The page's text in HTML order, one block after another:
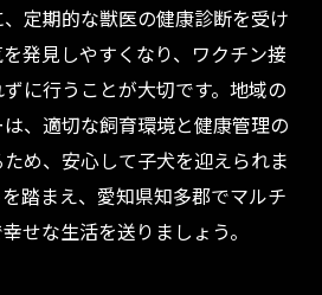
定期的な獣医の健康診断を受け
発見しやすくなり、ワクチン接
に行うことが大切です。地域の
、適切な飼育環境と健康管理の
め、安心して子犬を迎えられま
踏まえ、愛知県知多郡でマルチ
せな生活を送りましょう。